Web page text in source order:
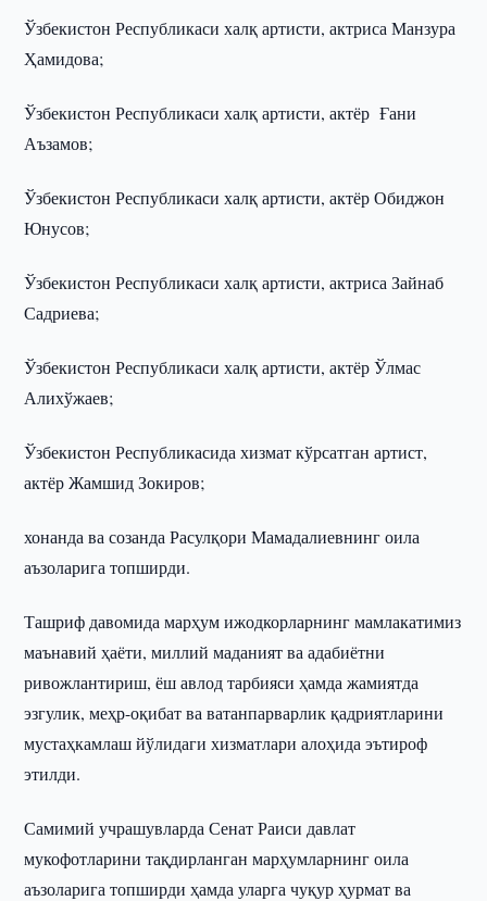
Ўзбекистон Республикаси халқ артисти, актриса Манзура
Ҳамидова;
Ўзбекистон Республикаси халқ артисти, актёр Ғани
Аъзамов;
Ўзбекистон Республикаси халқ артисти, актёр Обиджон
Юнусов;
Ўзбекистон Республикаси халқ артисти, актриса Зайнаб
Садриева;
Ўзбекистон Республикаси халқ артисти, актёр Ўлмас
Алихўжаев;
Ўзбекистон Республикасида хизмат кўрсатган артист,
актёр Жамшид Зокиров;
хонанда ва созанда Расулқори Мамадалиевнинг оила
аъзоларига топширди.
Ташриф давомида марҳум ижодкорларнинг мамлакатимиз
маънавий ҳаёти, миллий маданият ва адабиётни
ривожлантириш, ёш авлод тарбияси ҳамда жамиятда
эзгулик, меҳр-оқибат ва ватанпарварлик қадриятларини
мустаҳкамлаш йўлидаги хизматлари алоҳида эътироф
этилди.
Самимий учрашувларда Сенат Раиси давлат
мукофотларини тақдирланган марҳумларнинг оила
аъзоларига топширди ҳамда уларга чуқур ҳурмат ва